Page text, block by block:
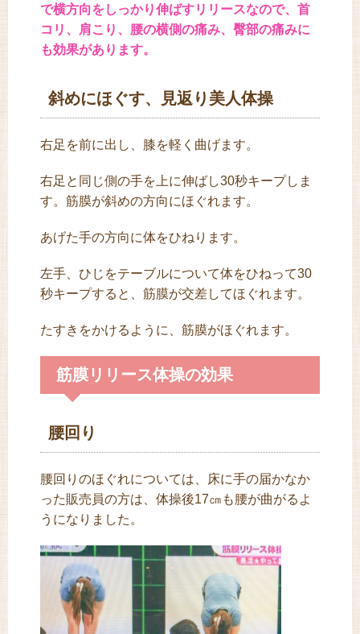
で横方向をしっかり伸ばすリリースなので、首
コリ、肩こり、腰の横側の痛み、臀部の痛みに
も効果があります。
斜めにほぐす、見返り美人体操
右足を前に出し、膝を軽く曲げます。
右足と同じ側の手を上に伸ばし30秒キープしま
す。筋膜が斜めの方向にほぐれます。
あげた手の方向に体をひねります。
左手、ひじをテーブルについて体をひねって30
秒キープすると、筋膜が交差してほぐれます。
たすきをかけるように、筋膜がほぐれます。
筋膜リリース体操の効果
腰回り
腰回りのほぐれについては、床に手の届かなか
った販売員の方は、体操後17㎝も腰が曲がるよ
うになりました。